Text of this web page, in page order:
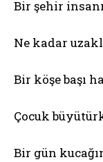
Bir şehir
Ne kadar
Bir köşe başı
Çocuk
Bir gün